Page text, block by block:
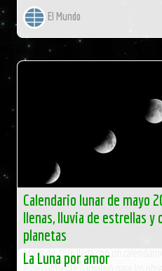
El Mundo
Calendario lunar de mayo
llenas, lluvia de estrellas y
planetas
Mayo de 2026 llega con un
La Luna por amor